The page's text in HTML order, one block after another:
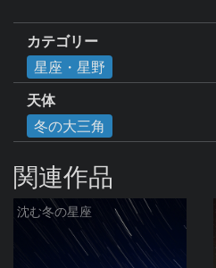
カテゴリー
星座・星野
天体
冬の大三角
関連作品
沈む冬の星座